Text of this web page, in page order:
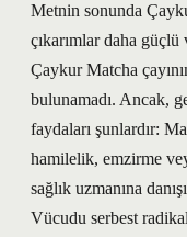
Metnin sonunda
çıkarımlar daha
Çaykur Matcha
bulunamadı. Ancak,
faydaları şunlardır:
hamilelik, emzirme
sağlık uzmanına
Vücudu serbest